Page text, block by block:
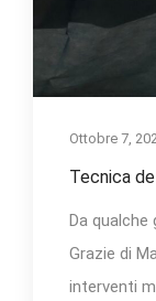
Ottobre 7,
Tecnica
Da qualche
Grazie di
interventi